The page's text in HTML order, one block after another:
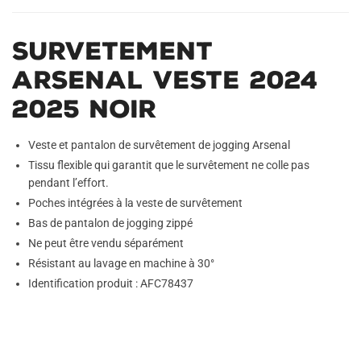
Survetement
Arsenal Veste 2024
2025 Noir
Veste et pantalon de survêtement de jogging Arsenal
Tissu flexible qui garantit que le survêtement ne colle pas
pendant l’effort.
Poches intégrées à la veste de survêtement
Bas de pantalon de jogging zippé
Ne peut être vendu séparément
Résistant au lavage en machine à 30°
Identification produit : AFC78437